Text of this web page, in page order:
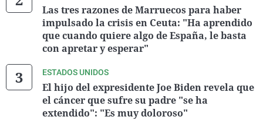
Las tres razones de Marruecos para haber
impulsado la crisis en Ceuta: "Ha aprendido
que cuando quiere algo de España, le basta
con apretar y esperar"
ESTADOS UNIDOS
El hijo del expresidente Joe Biden revela que
el cáncer que sufre su padre "se ha
extendido": "Es muy doloroso"